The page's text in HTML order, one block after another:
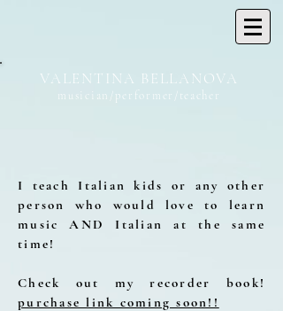
VALENTINA BELLANOVA
musician/performer/teacher
I teach Italian kids or any other
person who would love to learn
music AND Italian at the same
time!
Check out my recorder book!
purchase link coming soon!!